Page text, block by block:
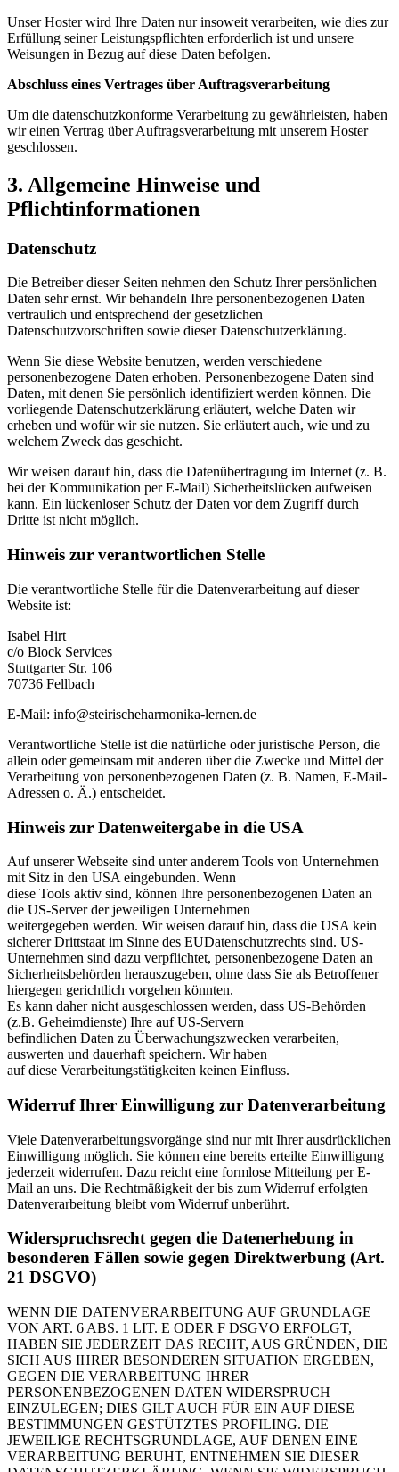
Unser Hoster wird Ihre Daten nur insoweit verarbeiten, wie dies zur
Erfüllung seiner Leistungspflichten erforderlich ist und unsere
Weisungen in Bezug auf diese Daten befolgen.
Abschluss eines Vertrages über Auftragsverarbeitung
Um die datenschutzkonforme Verarbeitung zu gewährleisten, haben
wir einen Vertrag über Auftragsverarbeitung mit unserem Hoster
geschlossen.
3. Allgemeine Hinweise und
Pflichtinformationen
Datenschutz
Die Betreiber dieser Seiten nehmen den Schutz Ihrer persönlichen
Daten sehr ernst. Wir behandeln Ihre personenbezogenen Daten
vertraulich und entsprechend der gesetzlichen
Datenschutzvorschriften sowie dieser Datenschutzerklärung.
Wenn Sie diese Website benutzen, werden verschiedene
personenbezogene Daten erhoben. Personenbezogene Daten sind
Daten, mit denen Sie persönlich identifiziert werden können. Die
vorliegende Datenschutzerklärung erläutert, welche Daten wir
erheben und wofür wir sie nutzen. Sie erläutert auch, wie und zu
welchem Zweck das geschieht.
Wir weisen darauf hin, dass die Datenübertragung im Internet (z. B.
bei der Kommunikation per E-Mail) Sicherheitslücken aufweisen
kann. Ein lückenloser Schutz der Daten vor dem Zugriff durch
Dritte ist nicht möglich.
Hinweis zur verantwortlichen Stelle
Die verantwortliche Stelle für die Datenverarbeitung auf dieser
Website ist:
Isabel Hirt
c/o Block Services
Stuttgarter Str. 106
70736 Fellbach
E-Mail: info@steirischeharmonika-lernen.de
Verantwortliche Stelle ist die natürliche oder juristische Person, die
allein oder gemeinsam mit anderen über die Zwecke und Mittel der
Verarbeitung von personenbezogenen Daten (z. B. Namen, E-Mail-
Adressen o. Ä.) entscheidet.
Hinweis zur Datenweitergabe in die USA
Auf unserer Webseite sind unter anderem Tools von Unternehmen
mit Sitz in den USA eingebunden. Wenn
diese Tools aktiv sind, können Ihre personenbezogenen Daten an
die US-Server der jeweiligen Unternehmen
weitergegeben werden. Wir weisen darauf hin, dass die USA kein
sicherer Drittstaat im Sinne des EUDatenschutzrechts sind. US-
Unternehmen sind dazu verpflichtet, personenbezogene Daten an
Sicherheitsbehörden herauszugeben, ohne dass Sie als Betroffener
hiergegen gerichtlich vorgehen könnten.
Es kann daher nicht ausgeschlossen werden, dass US-Behörden
(z.B. Geheimdienste) Ihre auf US-Servern
befindlichen Daten zu Überwachungszwecken verarbeiten,
auswerten und dauerhaft speichern. Wir haben
auf diese Verarbeitungstätigkeiten keinen Einfluss.
Widerruf Ihrer Einwilligung zur Datenverarbeitung
Viele Datenverarbeitungsvorgänge sind nur mit Ihrer ausdrücklichen
Einwilligung möglich. Sie können eine bereits erteilte Einwilligung
jederzeit widerrufen. Dazu reicht eine formlose Mitteilung per E-
Mail an uns. Die Rechtmäßigkeit der bis zum Widerruf erfolgten
Datenverarbeitung bleibt vom Widerruf unberührt.
Widerspruchsrecht gegen die Datenerhebung in
besonderen Fällen sowie gegen Direktwerbung (Art.
21 DSGVO)
WENN DIE DATENVERARBEITUNG AUF GRUNDLAGE
VON ART. 6 ABS. 1 LIT. E ODER F DSGVO ERFOLGT,
HABEN SIE JEDERZEIT DAS RECHT, AUS GRÜNDEN, DIE
SICH AUS IHRER BESONDEREN SITUATION ERGEBEN,
GEGEN DIE VERARBEITUNG IHRER
PERSONENBEZOGENEN DATEN WIDERSPRUCH
EINZULEGEN; DIES GILT AUCH FÜR EIN AUF DIESE
BESTIMMUNGEN GESTÜTZTES PROFILING. DIE
JEWEILIGE RECHTSGRUNDLAGE, AUF DENEN EINE
VERARBEITUNG BERUHT, ENTNEHMEN SIE DIESER